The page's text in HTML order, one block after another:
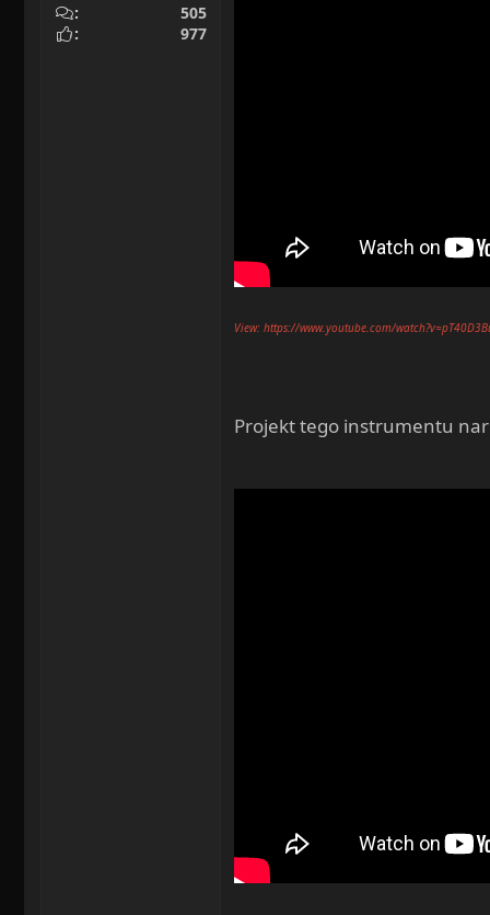
505
977
View: https://www.youtube.com/
Projekt tego instrumentu